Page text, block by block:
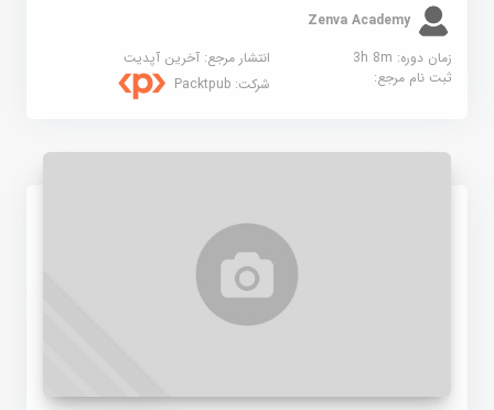
Zenva Academy
زمان دوره: 3h 8m
انتشار مرجع:آخرین آپدیت
ثبت نام مرجع:
شرکت:Packtpub